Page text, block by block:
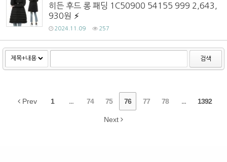
히든 후드 롱 패딩 1C50900 54155 999 2,643,
930원
2024.11.09 257
검색
Prev 1 ... 74 75 76 77 78 ... 1392
Next